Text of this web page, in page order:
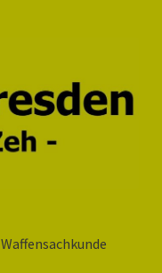
Waffensachkunde